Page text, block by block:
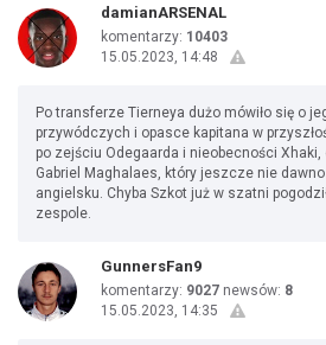
damianARSENAL
komentarzy: 10403
15.05.2023, 14:48
Po transferze Tierneya dużo mówiło się o
przywódczych i opasce kapitana w
po zejściu Odegaarda i nieobecności Xhaki,
Gabriel Maghalaes, który jeszcze nie
angielsku. Chyba Szkot już w szatni
zespole.
GunnersFan9
komentarzy: 9027 newsów: 8
15.05.2023, 14:35